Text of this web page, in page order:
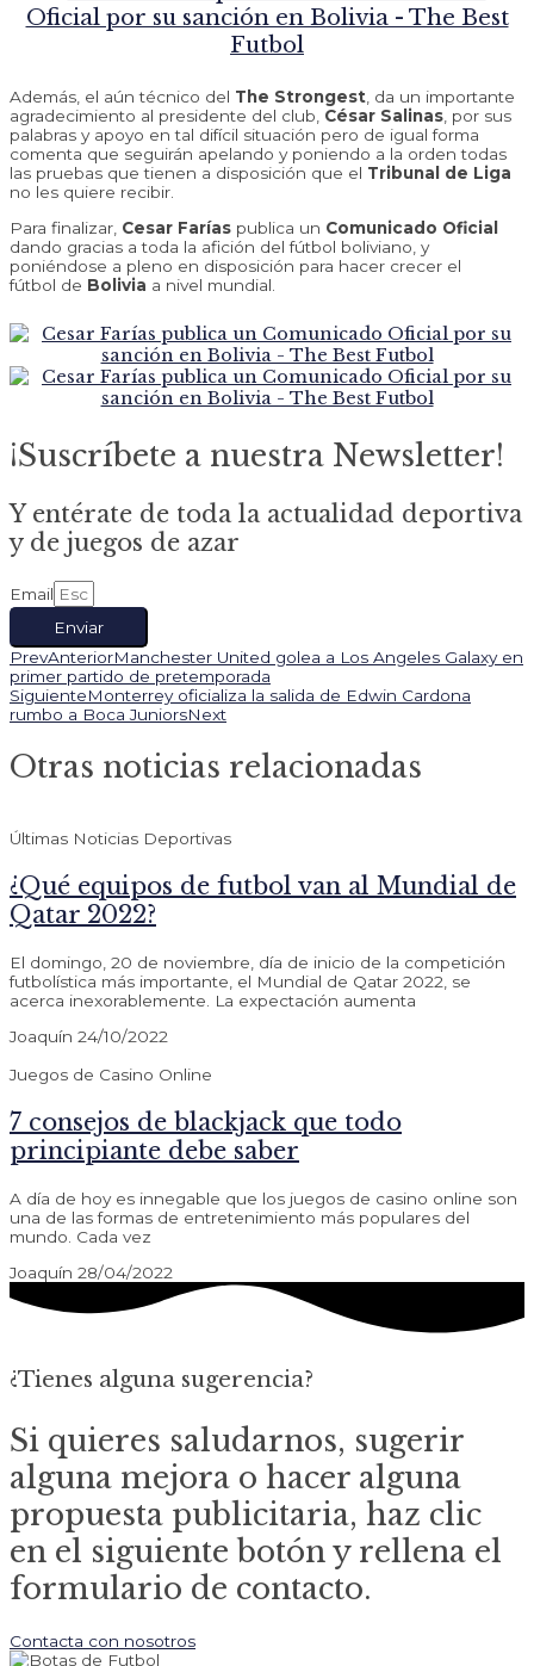
Además, el aún técnico del The Strongest , da un importante
agradecimiento al presidente del club, César Salinas , por sus
palabras y apoyo en tal difícil situación pero de igual forma
comenta que seguirán apelando y poniendo a la orden todas
las pruebas que tienen a disposición que el Tribunal de Liga
no les quiere recibir.
Para finalizar, Cesar Farías publica un Comunicado Oficial
dando gracias a toda la afición del fútbol boliviano, y
poniéndose a pleno en disposición para hacer crecer el
fútbol de Bolivia a nivel mundial.
¡Suscríbete a nuestra Newsletter!
Y entérate de toda la actualidad deportiva
y de juegos de azar
Email
Enviar
PrevAnteriorManchester United golea a Los Angeles Galaxy en
primer partido de pretemporada
SiguienteMonterrey oficializa la salida de Edwin Cardona
rumbo a Boca JuniorsNext
Otras noticias relacionadas
Últimas Noticias Deportivas
¿Qué equipos de futbol van al Mundial de
Qatar 2022?
El domingo, 20 de noviembre, día de inicio de la competición
futbolística más importante, el Mundial de Qatar 2022, se
acerca inexorablemente. La expectación aumenta
Joaquín 24/10/2022
Juegos de Casino Online
7 consejos de blackjack que todo
principiante debe saber
A día de hoy es innegable que los juegos de casino online son
una de las formas de entretenimiento más populares del
mundo. Cada vez
Joaquín 28/04/2022
¿Tienes alguna sugerencia?
Si quieres saludarnos, sugerir
alguna mejora o hacer alguna
propuesta publicitaria, haz clic
en el siguiente botón y rellena el
formulario de contacto.
Contacta con nosotros